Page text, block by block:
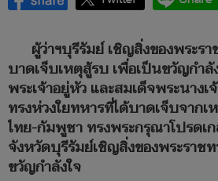
ผู้ว่าฯบุรีรัมย์ เชิญสิ่งของพระร
บาดเจ็บเหตุสู้รบ เพื่อเป็นขวัญกำลั
พระเจ้าอยู่หัว และสมเด็จพระนาง
ทรงห่วงใยทหารที่ได้บาดเจ็บจาก
ไทย-กัมพูชา ทรงพระกรุณาโปรดเก
จังหวัดบุรีรัมย์เชิญสิ่งของพระราช
ขวัญกำลังใจ